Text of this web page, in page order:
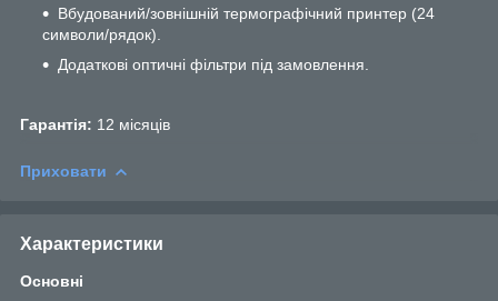
Вбудований/зовнішній термографічний принтер (24
символи/рядок).
Додаткові оптичні фільтри під замовлення.
Гарантія: 12 місяців
Приховати
Характеристики
Основні